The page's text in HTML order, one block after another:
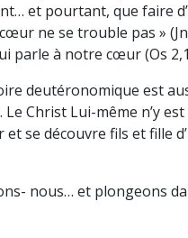
et pourtant, que faire
ne se trouble pas »
parle à notre cœur (Os
deutéronomique est
Le Christ Lui-même n’y
et se découvre fils et fille
nous… et plongeons